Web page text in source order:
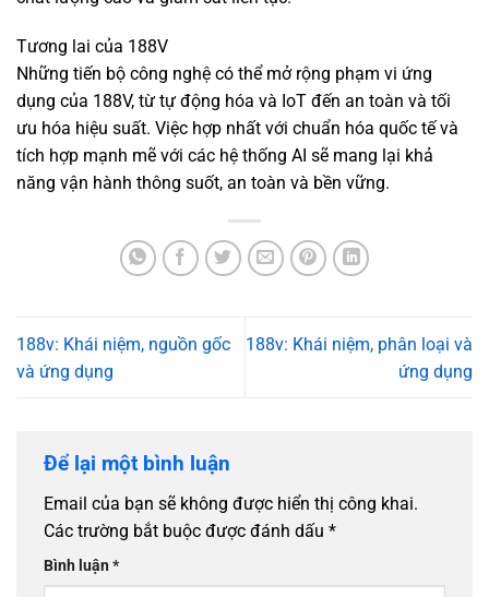
Tương lai của 188V
Những tiến bộ công nghệ có thể mở rộng phạm vi ứng
dụng của 188V, từ tự động hóa và IoT đến an toàn và tối
ưu hóa hiệu suất. Việc hợp nhất với chuẩn hóa quốc tế và
tích hợp mạnh mẽ với các hệ thống AI sẽ mang lại khả
năng vận hành thông suốt, an toàn và bền vững.
188v: Khái niệm, nguồn gốc
và ứng dụng
188v: Khái niệm, phân loại và
ứng dụng
Để lại một bình luận
Email của bạn sẽ không được hiển thị công khai.
Các trường bắt buộc được đánh dấu *
Bình luận*